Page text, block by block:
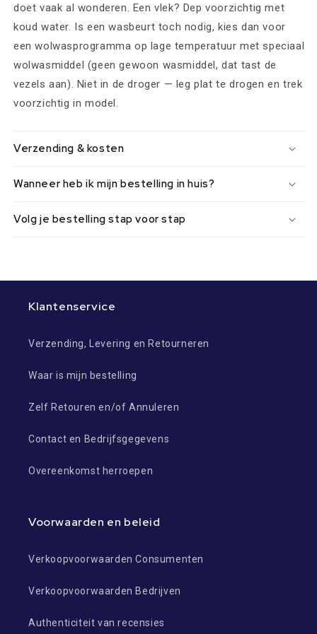
doet vaak al wonderen. Een vlek? Dep voorzichtig met
koud water. Is een wasbeurt toch nodig, kies dan voor
een wolwasprogramma op lage temperatuur met speciaal
wolwasmiddel (geen gewoon wasmiddel, dat tast de
vezels aan). Niet in de droger — leg plat te drogen en trek
voorzichtig in model.
Verzending & kosten
Wanneer heb ik mijn bestelling in huis?
Volg je bestelling stap voor stap
Klantenservice
Verzending, Levering en Retourneren
Waar is mijn bestelling
Zelf Retouren en/of Annuleren
Contact en Bedrijfsgegevens
Overeenkomst herroepen
Voorwaarden en beleid
Verkoopvoorwaarden Consumenten
Verkoopvoorwaarden Bedrijven
Authenticiteit van recensies